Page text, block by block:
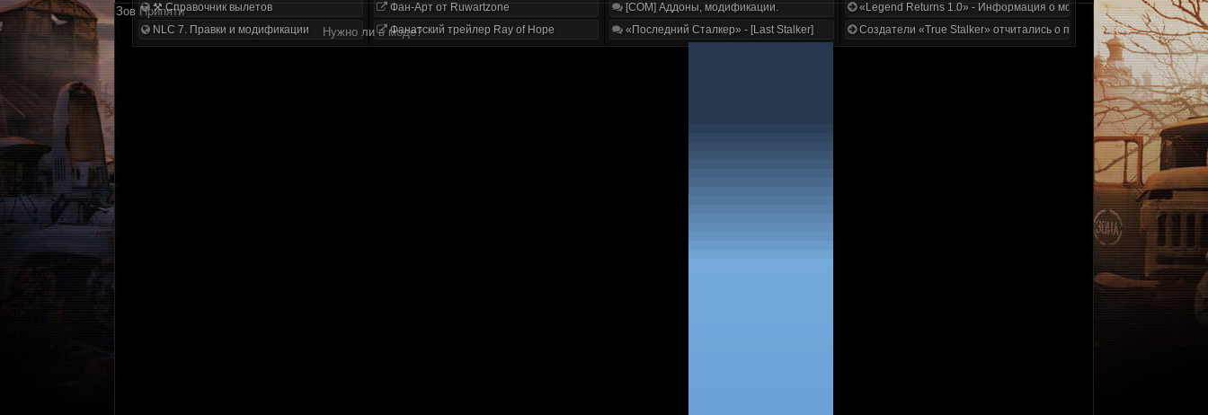
⚒ Справочник вылетов
NLC 7. Правки и модификации
Фан-Арт от Ruwartzone
Фанатский трейлер Ray of Hope
[COM] Аддоны, модификации.
«Последний Сталкер» - [Last Stalker]
«Legend Returns 1.0» - Информация о моде за июнь 2020
Создатели «True Stalker» отчитались о проделанной работе
Зов Припяти
Нужно ли в моде?